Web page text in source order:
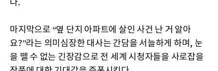
다.
마지막으로 “옆 단지 아파트에 살인 사건 난 거 알아
요?”라는 의미심장한 대사는 간담을 서늘하게 하며, 눈
을 뗄 수 없는 긴장감으로 전 세계 시청자들을 사로잡을